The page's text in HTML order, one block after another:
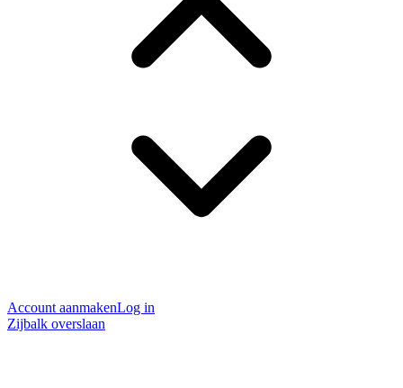
Account aanmakenLog in
Zijbalk overslaan